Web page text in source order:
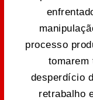
processo
tomarem
desperdício
retrabalho